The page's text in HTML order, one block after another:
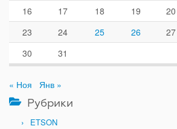
16
17 18 19 20
23
24 25 26 27
30
31
« Ноя Янв »
Рубрики
ETSON